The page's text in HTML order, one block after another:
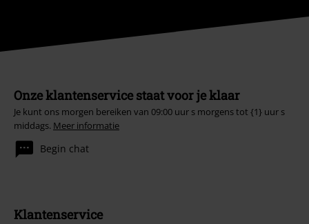
Onze klantenservice staat voor je klaar
Je kunt ons morgen bereiken van 09:00 uur s morgens tot {1} uur s
middags. Meer informatie
Begin chat
Klantenservice